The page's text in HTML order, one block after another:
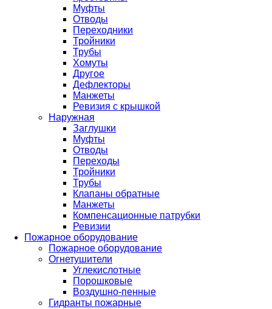
Муфты
Отводы
Переходники
Тройники
Трубы
Хомуты
Другое
Дефлекторы
Манжеты
Ревизия с крышкой
Наружная
Заглушки
Муфты
Отводы
Переходы
Тройники
Трубы
Клапаны обратные
Манжеты
Компенсационные патрубки
Ревизии
Пожарное оборудование
Пожарное оборудование
Огнетушители
Углекислотные
Порошковые
Воздушно-пенные
Гидранты пожарные